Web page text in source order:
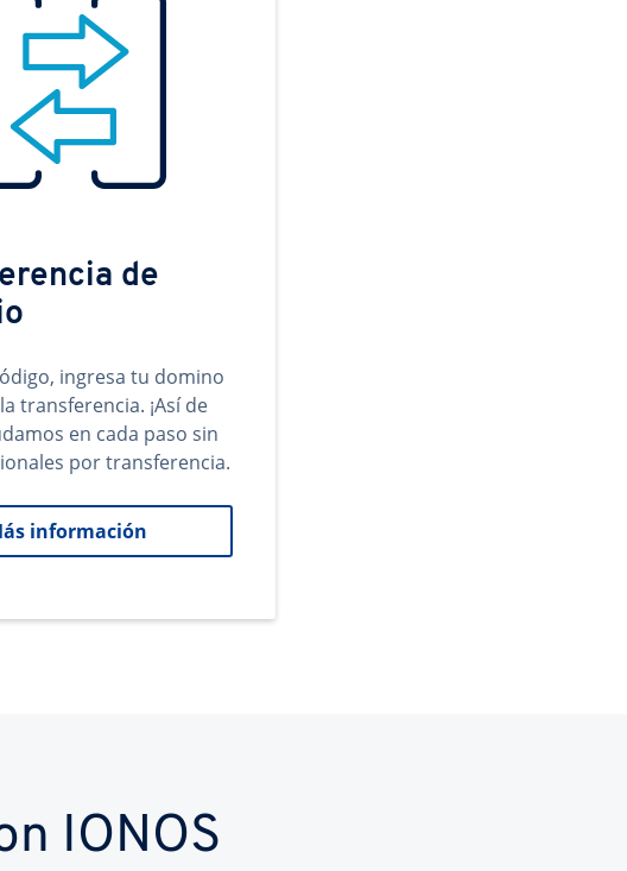
de
ingresa tu domino
transferencia. ¡Así de
en cada paso sin
por transferencia.
información
IONOS